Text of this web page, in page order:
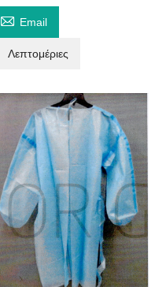
 Email
Λεπτομέριες